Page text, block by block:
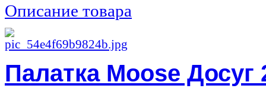
Описание товара
Палатка Moose Досуг